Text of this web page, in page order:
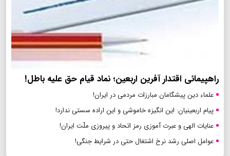
راهپیمائی اقتدار آفرین اربعین؛ نماد قیام حق علیه باطل!
علماء دین پیشگامان مبارزات مردمی در ایران!
پیام اربعینیان: این انگیزه خاموشی و این اراده سستی ندارد!
عنایات الهی و عبرت آموزی رمز اتحاد و پیروزی ملّت ایران!
عوامل اصلی رشد نرخ اشتغال حتی در شرایط جنگی!